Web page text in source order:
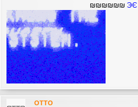
₪₪₪₪₪₪ ЭЄ
OTTO